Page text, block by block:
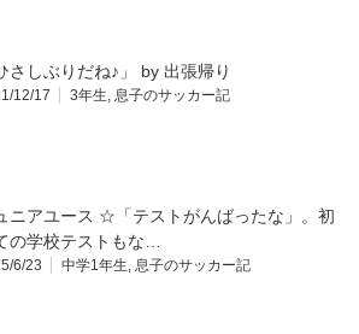
さしぶりだね♪」 by 出張帰り
12/17 3年生, 息子のサッカー記
ニアユース ☆「テストがんばったな」。初
の学校テストもな…
6/23 中学1年生, 息子のサッカー記